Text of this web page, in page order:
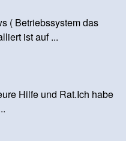
( Betriebssystem das
ist auf ...
Hilfe und Rat.Ich habe